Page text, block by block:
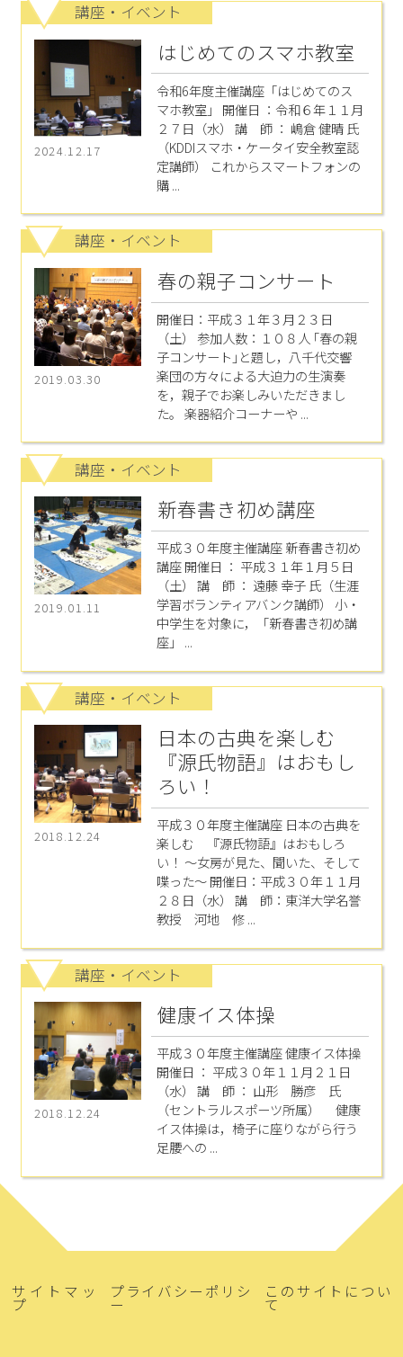
講座・イベント
2024.12.17
はじめてのスマホ教室
令和6年度主催講座「はじめてのス
マホ教室」 開催日 ：令和６年１１月
２７日（水） 講 師 ： 嶋倉 健晴 氏
（KDDIスマホ・ケータイ安全教室認
定講師） これからスマートフォンの
購 ...
講座・イベント
2019.03.30
春の親子コンサート
開催日：平成３１年３月２３日
（土） 参加人数：１０８人 ｢春の親
子コンサート｣と題し，八千代交響
楽団の方々による大迫力の生演奏
を，親子でお楽しみいただきまし
た。 楽器紹介コーナーや ...
講座・イベント
2019.01.11
新春書き初め講座
平成３０年度主催講座 新春書き初め
講座 開催日 ： 平成３１年１月５日
（土） 講 師 ： 遠藤 幸子 氏（生涯
学習ボランティアバンク講師） 小・
中学生を対象に，「新春書き初め講
座」 ...
講座・イベント
2018.12.24
日本の古典を楽しむ
『源氏物語』はおもし
ろい！
平成３０年度主催講座 日本の古典を
楽しむ 『源氏物語』はおもしろ
い！ ～女房が見た、聞いた、そして
喋った～ 開催日：平成３０年１１月
２８日（水） 講 師：東洋大学名誉
教授 河地 修 ...
講座・イベント
2018.12.24
健康イス体操
平成３０年度主催講座 健康イス体操
開催日 ： 平成３０年１１月２１日
（水） 講 師 ： 山形 勝彦 氏
（セントラルスポーツ所属） 健康
イス体操は，椅子に座りながら行う
足腰への ...
サイトマッ
プ
プライバシーポリシ
ー
このサイトについ
て